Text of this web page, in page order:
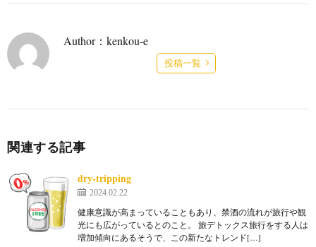
Author：kenkou-e
投稿一覧
関連する記事
dry-tripping
2024.02.22
健康意識が高まっていることもあり、禁酒の流れが旅行や観
光にも広がっているとのこと。 旅デトックス旅行をする人は
増加傾向にあるそうで、この新たなトレンド[…]